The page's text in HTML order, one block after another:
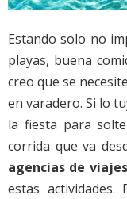
Estando solo no
playas, buena
creo que se
en varadero. Si lo
la fiesta para
corrida que va
agencias de viajes
estas